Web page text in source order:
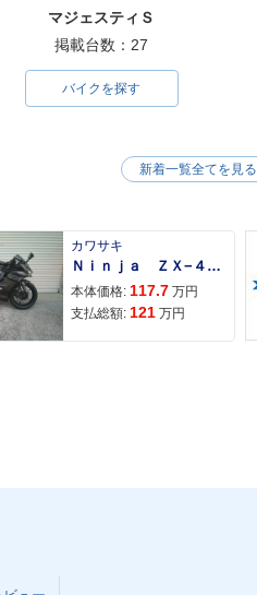
マジェスティＳ
掲載台数：27
バイクを探す
カワサキ
Ｎｉｎｊａ ＺＸ−４Ｒ ＳＥ
本体価格: 117.7 万円
支払総額: 121 万円
新着一覧全てを見る